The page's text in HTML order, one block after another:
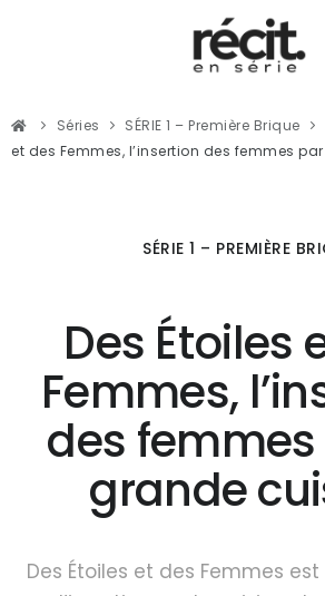
RÉCITS
JOURNALISME DU LIEN
Séries SÉRIE 1 – Première Brique
et des Femmes, l’insertion des femmes
SÉRIE 1 – PREMIÈRE
Des Étoiles
Femmes,
des
grande
Des Étoiles et des Femmes